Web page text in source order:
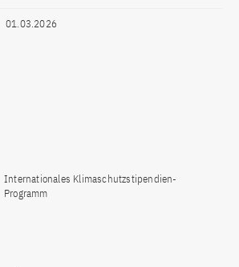
01.03.2026
Internationales Klimaschutzstipendien-
Programm